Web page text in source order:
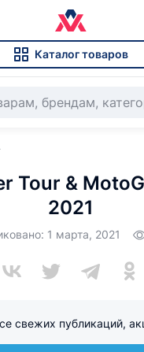
Каталог товаров
Tour &
2021
1 марта, 2021
свежих публикаций,